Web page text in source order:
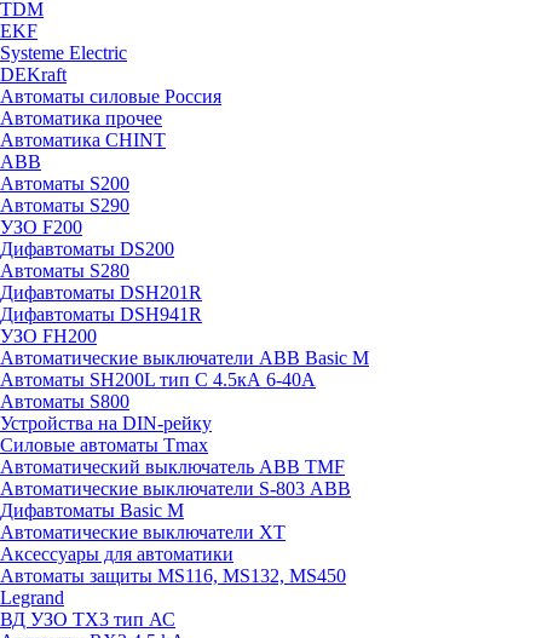
TDM
EKF
Systeme Electric
DEKraft
Автоматы силовые Россия
Автоматика прочее
Автоматика CHINT
ABB
Автоматы S200
Автоматы S290
УЗО F200
Дифавтоматы DS200
Автоматы S280
Дифавтоматы DSH201R
Дифавтоматы DSH941R
УЗО FH200
Автоматические выключатели ABB Basic M
Автоматы SH200L тип С 4.5кА 6-40А
Автоматы S800
Устройства на DIN-рейку
Силовые автоматы Tmax
Автоматический выключатель ABB TMF
Автоматические выключатели S-803 АВВ
Дифавтоматы Basic M
Автоматические выключатели XT
Аксессуары для автоматики
Автоматы защиты MS116, MS132, MS450
Legrand
ВД УЗО TX3 тип АС